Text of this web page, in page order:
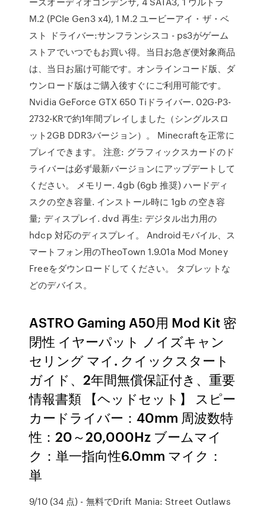
M.2 (PCIe Gen3 x4), 1 M.2 ユービーアイ・ザ・ベ
スト ドライバー:サンフランシスコ - ps3がゲーム
ストアでいつでもお買い得。当日お急ぎ便対象商品
は、当日お届け可能です。オンラインコード版、ダ
ウンロード版はご購入後すぐにご利用可能です。
Nvidia GeForce GTX 650 Tiドライバー. 02G-P3-
2732-KRで約1年間プレイしました（シングルスロ
ット2GB DDR3バージョン）。 Minecraftを正常に
プレイできます。 注意: グラフィックスカードのド
ライバーは必ず最新バージョンにアップデートして
ください。 メモリー. 4gb (6gb 推奨) ハードディ
スクの空き容量. インストール時に 1gb の空き容
量; ディスプレイ. dvd 再生: デジタル出力用の
hdcp 対応のディスプレイ。 Androidモバイル、ス
マートフォン用のTheoTown 1.9.01a Mod Money
Freeをダウンロードしてください。 タブレットな
どのデバイス。
ASTRO Gaming A50用 Mod Kit 密
閉性 イヤーパット ノイズキャン
セリング マイ. クイックスタート
ガイド、2年間無償保証付き、重要
情報書類 【ヘッドセット】 スピー
カードライバー：40mm 周波数特
性：20～20,000Hz ブームマイ
ク：単一指向性6.0mm マイク：
単
9/10 (34 点) - 無料でDrift Mania: Street Outlaws